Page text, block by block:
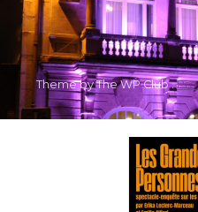
Theme by The WP Club .